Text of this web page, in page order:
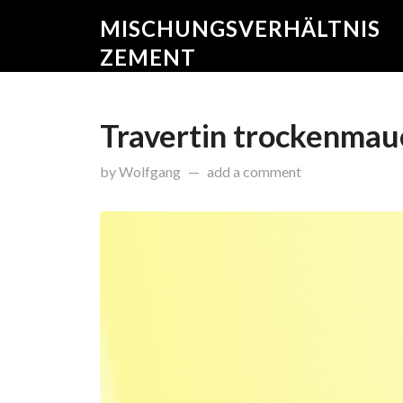
MISCHUNGSVERHÄLTNIS
ZEMENT
Travertin
byWolfgang onMai 5, 2015
add a comment